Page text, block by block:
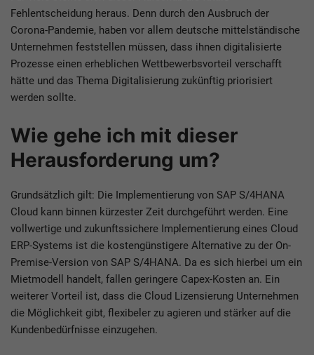
Fehlentscheidung heraus. Denn durch den Ausbruch der
Corona-Pandemie, haben vor allem deutsche mittelständische
Unternehmen feststellen müssen, dass ihnen digitalisierte
Prozesse einen erheblichen Wettbewerbsvorteil verschafft
hätte und das Thema Digitalisierung zukünftig priorisiert
werden sollte.
Wie gehe ich mit dieser
Herausforderung um?
Grundsätzlich gilt: Die Implementierung von SAP S/4HANA
Cloud kann binnen kürzester Zeit durchgeführt werden. Eine
vollwertige und zukunftssichere Implementierung eines Cloud
ERP-Systems ist die kostengünstigere Alternative zu der On-
Premise-Version von SAP S/4HANA. Da es sich hierbei um ein
Mietmodell handelt, fallen geringere Capex-Kosten an. Ein
weiterer Vorteil ist, dass die Cloud Lizensierung Unternehmen
die Möglichkeit gibt, flexibeler zu agieren und stärker auf die
Kundenbedürfnisse einzugehen.